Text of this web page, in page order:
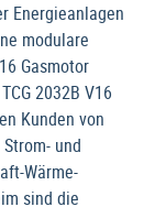
Energieanlagen
modulare
Gasmotor
2032B V16
Kunden von
und
Wärme-
sind die